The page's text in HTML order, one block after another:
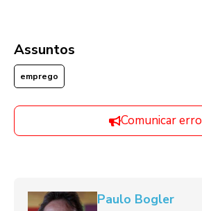
Assuntos
emprego
Comunicar erro
Paulo Bogler